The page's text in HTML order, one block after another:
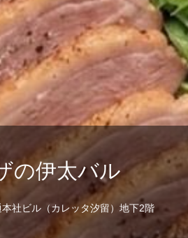
の伊太バル
社ビル（カレッタ汐留）地下2階